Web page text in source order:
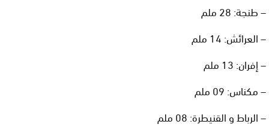
– طنجة: 28 ملم
– العرائش: 14 ملم
– إفران: 13 ملم
– مكناس: 09 ملم
– الرباط و القنيطرة: 08 ملم